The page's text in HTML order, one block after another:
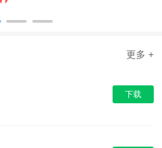
更多 +
下载